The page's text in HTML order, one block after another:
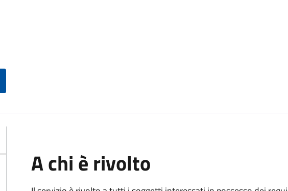
A chi è rivolto